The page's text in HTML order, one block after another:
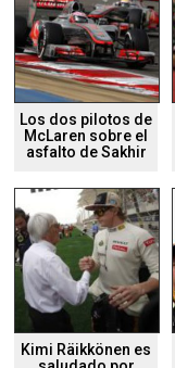
Los dos pilotos de
McLaren sobre el
asfalto de Sakhir
Kimi Räikkönen es